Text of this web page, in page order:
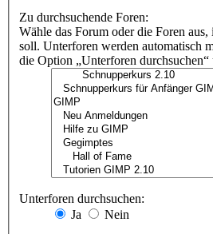
Zu durchsuchende Foren:
Wähle das Forum oder die Foren aus,
soll. Unterforen werden automatisch
die Option „Unterforen
Unterforen durchsuchen:
Ja
Nein